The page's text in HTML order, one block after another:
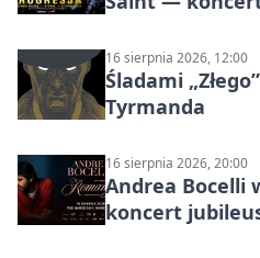
16 sierpnia 2026, 12:00
Śladami
Tyrmanda
16 sierpnia 2026, 20:00
Andrea Bocelli
koncert